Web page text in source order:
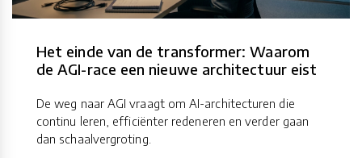
Het einde van de transformer: Waarom
de AGI-race een nieuwe architectuur eist
De weg naar AGI vraagt om AI-architecturen die
continu leren, efficiënter redeneren en verder gaan
dan schaalvergroting.